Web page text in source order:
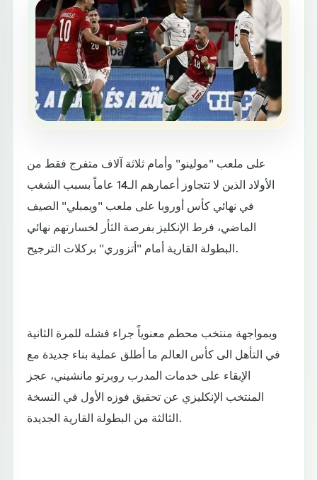
على ملعب "مولينو" وأمام ثلاثة آلاف متفرج فقط من
الأولاد الذين لا تتجاوز أعمارهم الـ14 عاماً بسبب الشغب
في نهائي كأس أوروبا على ملعب "ويمبلي" الصيف
الماضي، فرط الإنكليز بفرصة الثأر لخسارتهم نهائي
البطولة القارية أمام "أتزوري" بركلات الترجيح.
وبمواجهة منتخب محطم معنوياً جراء فشله للمرة الثانية
في التأهل الى كأس العالم ما أطلق عملية بناء جديدة مع
الإبقاء على خدمات المدرب روبرتو مانشيني، عجز
المنتخب الإنكليزي عن تحقيق فوزه الأول في النسخة
الثالثة من البطولة القارية الجديدة.